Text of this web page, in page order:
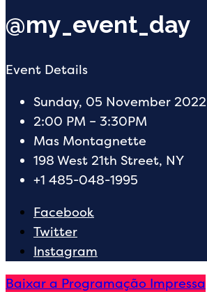
@my_event_day
Event Details
Sunday, 05 November 2022
2:00 PM – 3:30PM
Mas Montagnette
198 West 21th Street, NY
+1 485-048-1995
Facebook
Twitter
Instagram
Baixar a Programação Impressa